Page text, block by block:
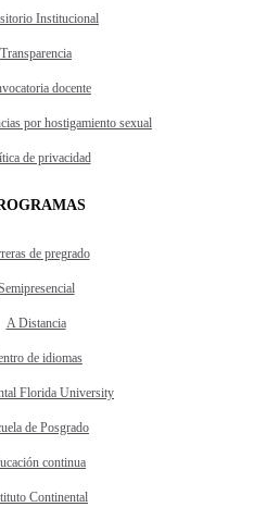
Institucional
Transparencia
docente
por hostigamiento sexual
de privacidad
de pregrado
A Distancia
de idiomas
Florida University
de Posgrado
continua
Continental